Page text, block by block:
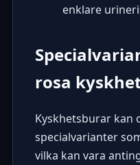
enklare
rosa
Kyskhetsburar kan
specialvarianter
vilka kan vara